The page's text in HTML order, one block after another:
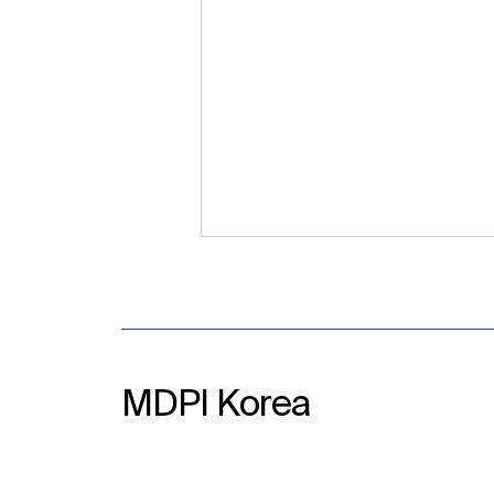
MDPI Korea​